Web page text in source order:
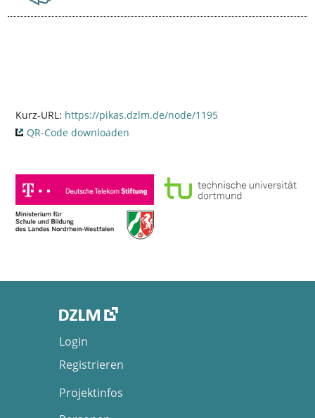
Kurz-URL: https://pikas.dzlm.de/node/1195
QR-Code downloaden
Login
Registrieren
Projektinfos